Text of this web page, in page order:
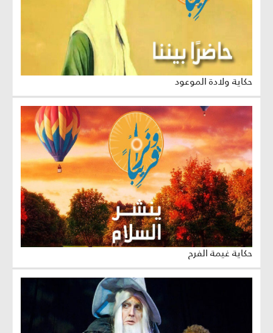
حكاية ولادة الموعود
حكاية غيمة الفرح